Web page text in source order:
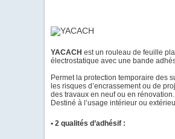
YACACH est un rouleau de feuille
électrostatique avec une bande
Permet la protection temporaire des
les risques d’encrassement ou de
des travaux en neuf ou en rénovation.
Destiné à l’usage intérieur ou
• 2 qualités d’adhésif :